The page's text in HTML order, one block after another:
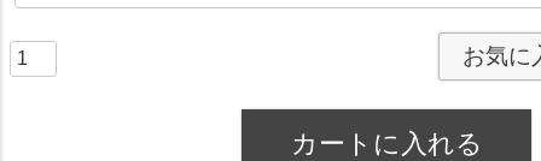
お気に
カートに入れる